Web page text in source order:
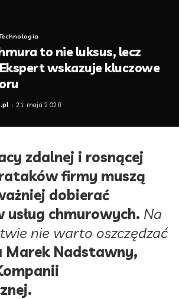
to nie luksus, lecz
wskazuje kluczowe
21 maja 2026
zdalnej i rosnącej
firmy muszą
dobierać
chmurowych. Na
nie warto oszczędzać
Marek Nadstawny,